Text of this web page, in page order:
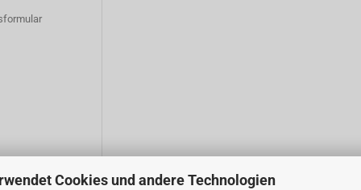
Cookies und andere Technologien